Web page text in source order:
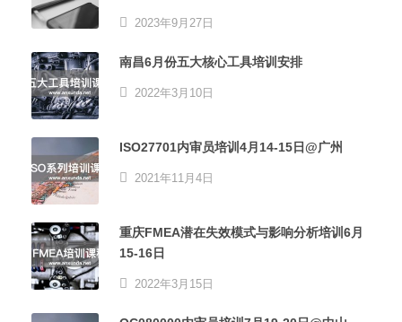
2023年9月27日
南昌6月份五大核心工具培训安排
2022年3月10日
ISO27701内审员培训4月14-15日@广州
2021年11月4日
重庆FMEA潜在失效模式与影响分析培训6月
15-16日
2022年3月15日